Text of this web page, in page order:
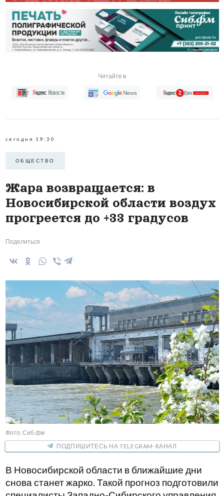
Читайте в
сегодня 19:30
ОБЩЕСТВО
Жара возвращается: в
Новосибирской области воздух
прогреется до +33 градусов
Поделиться
Фото: Сиб.фм
ПОДПИШИТЕСЬ НА TELEGRAM-КАНАЛ
В Новосибирской области в ближайшие дни
снова станет жарко. Такой прогноз подготовили